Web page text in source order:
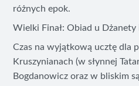
różnych epok.
Wielki Finał: Obiad u
Czas na wyjątkową ucztę dla
Kruszynianach (w słynnej
Bogdanowicz oraz w bliskim